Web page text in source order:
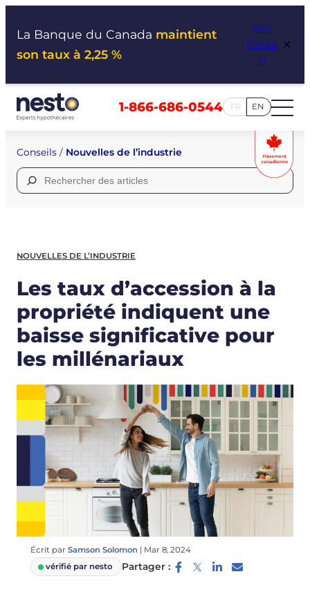
La Banque du Canada maintient
son taux à 2,25 %
Voir
l’impa
ct
×
1-866-686-0544 FR EN
Conseils / Nouvelles de l’industrie
Rechercher :
NOUVELLES DE L’INDUSTRIE
Les taux d’accession à la
propriété indiquent une
baisse significative pour
les millénariaux
Écrit par Samson Solomon | Mar 8, 2024
vérifié par nesto
Partager :